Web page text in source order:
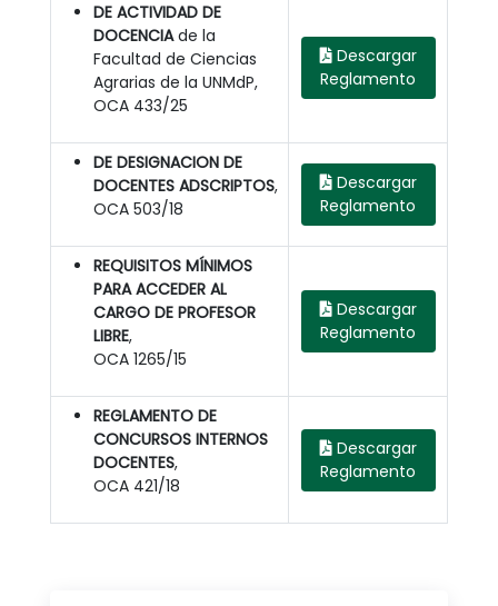
DE ACTIVIDAD DE
DOCENCIAde la
Facultad de Ciencias
Agrarias de la UNMdP,
OCA 433/25
Descargar
Reglamento
DE DESIGNACION DE
DOCENTES ADSCRIPTOS,
OCA 503/18
Descargar
Reglamento
REQUISITOS MÍNIMOS
PARA ACCEDER AL
CARGO DE PROFESOR
LIBRE,
OCA 1265/15
Descargar
Reglamento
REGLAMENTO DE
CONCURSOS INTERNOS
DOCENTES,
OCA 421/18
Descargar
Reglamento